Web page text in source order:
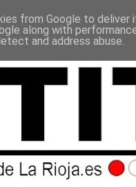
from Google to deliver
along with
and address abuse.